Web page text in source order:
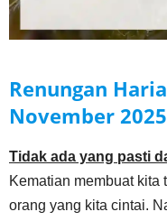
Renungan
November 2025
Tidak ada yang pasti
Kematian membuat kita
orang yang kita cintai.